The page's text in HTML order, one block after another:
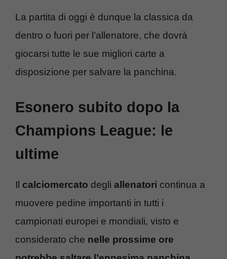
La partita di oggi è dunque la classica da
dentro o fuori per l’allenatore, che dovrà
giocarsi tutte le sue migliori carte a
disposizione per salvare la panchina.
Esonero subito dopo la
Champions League: le
ultime
Il calciomercato degli allenatori continua a
muovere pedine importanti in tutti i
campionati europei e mondiali, visto e
considerato che nelle prossime ore